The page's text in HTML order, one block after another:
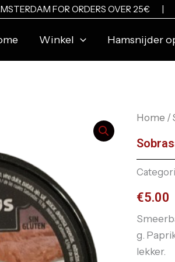
FOR ORDERS OVER 25€ |
Winkel Hamsnijder
Home /
€5.00
g.
lekker.